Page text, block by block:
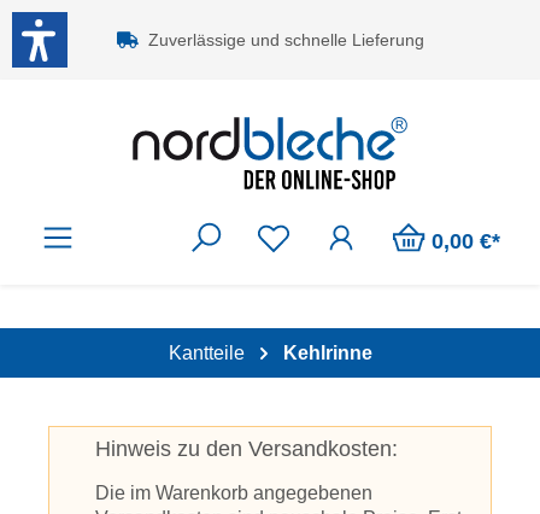
Zum Hauptinhalt springen
Zuverlässige und schnelle Lieferung
0,00 €*
Kantteile Kehlrinne
Hinweis zu den Versandkosten:
Die im Warenkorb angegebenen